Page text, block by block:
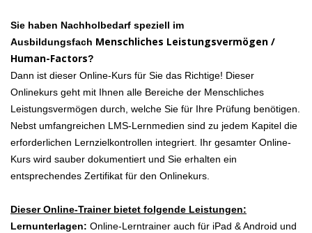
Sie haben Nachholbedarf speziell im
Ausbildungsfach Menschliches Leistungsvermögen /
Human-Factors?
Dann ist dieser Online-Kurs für Sie das Richtige! Dieser
Onlinekurs geht mit Ihnen alle Bereiche der Menschliches
Leistungsvermögen durch, welche Sie für Ihre Prüfung benötigen.
Nebst umfangreichen LMS-Lernmedien sind zu jedem Kapitel die
erforderlichen Lernzielkontrollen integriert. Ihr gesamter Online-
Kurs wird sauber dokumentiert und Sie erhalten ein
entsprechendes Zertifikat für den Onlinekurs.
Dieser Online-Trainer bietet folgende Leistungen:
Lernunterlagen: Online-Lerntrainer auch für iPad & Android und